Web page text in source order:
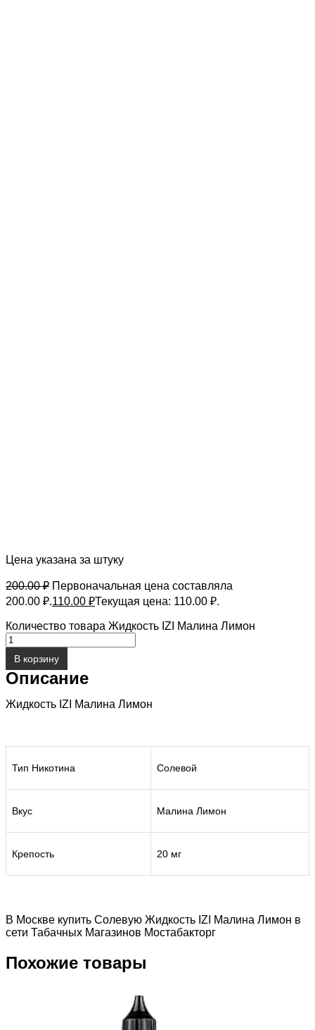
Цена указана за штуку
200.00₽ Первоначальная цена составляла
200.00 ₽.110.00 ₽Текущая цена: 110.00 ₽.
Количество товара Жидкость IZI Малина Лимон
В корзину
Описание
Жидкость IZI Малина Лимон
Тип Никотина Солевой
Вкус Малина Лимон
Крепость 20 мг
В Москве купить Солевую Жидкость IZI Малина Лимон в
сети Табачных Магазинов Мостабакторг
Похожие товары